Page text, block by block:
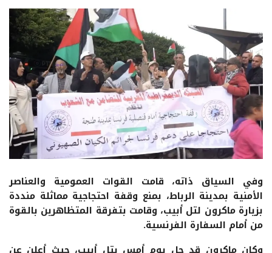
وفي السياق ذاته، قامت القوات العمومية والعناصر
الأمنية بمدينة الرباط، بمنع وقفة احتجاجية مماثلة منددة
بزيارة ماكرون لتل أبيب، وقامت بتفرقة المتظاهرين بالقوة
من أمام السفارة الفرنسية.